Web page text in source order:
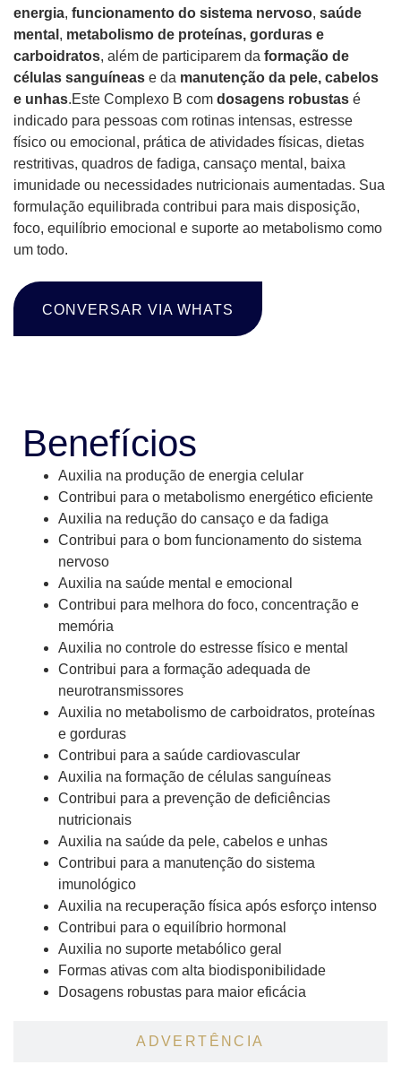
energia, funcionamento do sistema nervoso, saúde
mental , metabolismo de proteínas, gorduras e
carboidratos, além de participarem da formação de
células sanguíneas e da manutenção da pele, cabelos
e unhas.Este Complexo B com dosagens robustas é
indicado para pessoas com rotinas intensas, estresse
físico ou emocional, prática de atividades físicas, dietas
restritivas, quadros de fadiga, cansaço mental, baixa
imunidade ou necessidades nutricionais aumentadas. Sua
formulação equilibrada contribui para mais disposição,
foco, equilíbrio emocional e suporte ao metabolismo como
um todo.
CONVERSAR VIA WHATS
ADVERTÊNCIA
Benefícios
Auxilia na produção de energia celular
Contribui para o metabolismo energético eficiente
Auxilia na redução do cansaço e da fadiga
Contribui para o bom funcionamento do sistema
nervoso
Auxilia na saúde mental e emocional
Contribui para melhora do foco, concentração e
memória
Auxilia no controle do estresse físico e mental
Contribui para a formação adequada de
neurotransmissores
Auxilia no metabolismo de carboidratos, proteínas
e gorduras
Contribui para a saúde cardiovascular
Auxilia na formação de células sanguíneas
Contribui para a prevenção de deficiências
nutricionais
Auxilia na saúde da pele, cabelos e unhas
Contribui para a manutenção do sistema
imunológico
Auxilia na recuperação física após esforço intenso
Contribui para o equilíbrio hormonal
Auxilia no suporte metabólico geral
Formas ativas com alta biodisponibilidade
Dosagens robustas para maior eficácia